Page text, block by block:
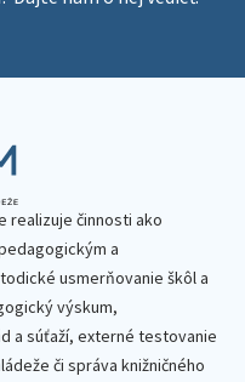
realizuje činnosti ako
a
usmerňovanie škôl a
výskum,
a súťaží, externé testovanie
či správa knižničného